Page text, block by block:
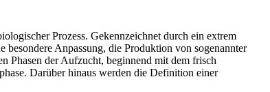
Prozess. Gekennzeichnet durch ein extrem
Anpassung, die Produktion von sogenannter
Phasen der Aufzucht, beginnend mit dem frisch
Darüber hinaus werden die Definition einer